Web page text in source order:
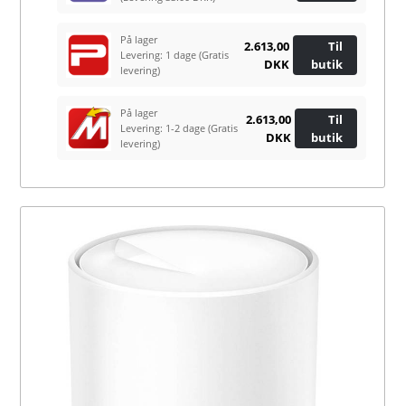
På lager
Levering: 1 dage(Gratis
levering)
2.613,00
DKK
Til
butik
På lager
Levering: 1-2 dage(Gratis
levering)
2.613,00
DKK
Til
butik